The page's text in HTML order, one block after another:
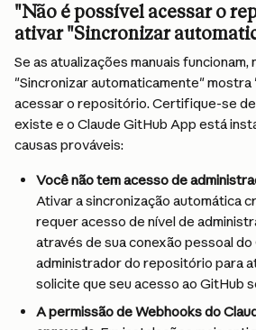
"Não é possível acessar o
ativar "Sincronizar
Se as atualizações manuais funcionam,
"Sincronizar automaticamente" mostra
acessar o repositório. Certifique-se
existe e o Claude GitHub App está
causas prováveis:
Você não tem acesso de
Ativar a sincronização automática
requer acesso de nível de
através de sua conexão pessoal do
administrador do repositório para
solicite que seu acesso ao GitHub
A permissão de Webhooks do